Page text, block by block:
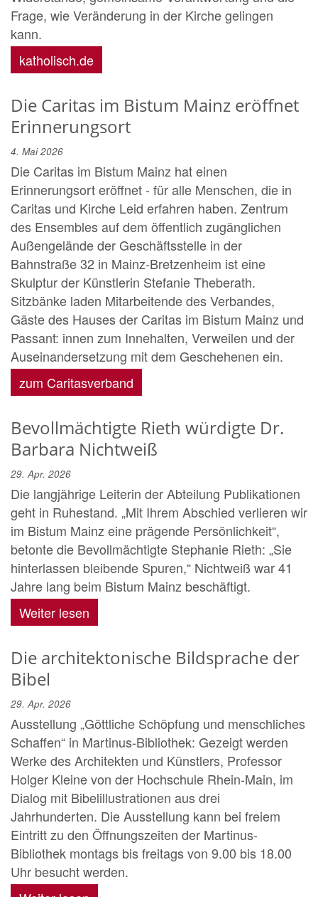
Frage, wie Veränderung in der Kirche gelingen
kann.
katholisch.de
Die Caritas im Bistum Mainz eröffnet
Erinnerungsort
4. Mai 2026
Die Caritas im Bistum Mainz hat einen
Erinnerungsort eröffnet - für alle Menschen, die in
Caritas und Kirche Leid erfahren haben. Zentrum
des Ensembles auf dem öffentlich zugänglichen
Außengelände der Geschäftsstelle in der
Bahnstraße 32 in Mainz-Bretzenheim ist eine
Skulptur der Künstlerin Stefanie Theberath.
Sitzbänke laden Mitarbeitende des Verbandes,
Gäste des Hauses der Caritas im Bistum Mainz und
Passant: innen zum Innehalten, Verweilen und der
Auseinandersetzung mit dem Geschehenen ein.
zum Caritasverband
Bevollmächtigte Rieth würdigte Dr.
Barbara Nichtweiß
29. Apr. 2026
Die langjährige Leiterin der Abteilung Publikationen
geht in Ruhestand. „Mit Ihrem Abschied verlieren wir
im Bistum Mainz eine prägende Persönlichkeit“,
betonte die Bevollmächtigte Stephanie Rieth: „Sie
hinterlassen bleibende Spuren,“ Nichtweiß war 41
Jahre lang beim Bistum Mainz beschäftigt.
Weiter lesen
Die architektonische Bildsprache der
Bibel
29. Apr. 2026
Ausstellung „Göttliche Schöpfung und menschliches
Schaffen“ in Martinus-Bibliothek: Gezeigt werden
Werke des Architekten und Künstlers, Professor
Holger Kleine von der Hochschule Rhein-Main, im
Dialog mit Bibelillustrationen aus drei
Jahrhunderten. Die Ausstellung kann bei freiem
Eintritt zu den Öffnungszeiten der Martinus-
Bibliothek montags bis freitags von 9.00 bis 18.00
Uhr besucht werden.